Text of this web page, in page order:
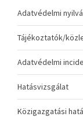
Adatvédelmi
Tájékoztatók/
Adatvédelmi
Hatásvizsgálat
Közigazgatási